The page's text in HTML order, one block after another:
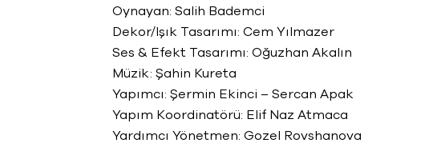
Oynayan: Salih Bademci
Dekor/Işık Tasarımı: Cem Yılmazer
Ses & Efekt Tasarımı: Oğuzhan Akalın
Müzik: Şahin Kureta
Yapımcı: Şermin Ekinci – Sercan Apak
Yapım Koordinatörü: Elif Naz Atmaca
Yardımcı Yönetmen: Gozel Rovshanova